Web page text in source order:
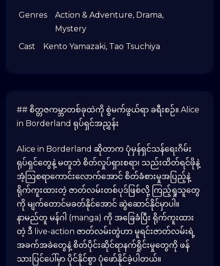
Genres
Action & Adventure, Drama,
Mystery
Cast
Kento Yamazaki, Tao Tsuchiya
## စိတ္တဇကမ္ဘာတစ်ခုထဲကို စွဲမက်ဖွယ်ရာ ခရီးစဉ်။ Alice
in Borderland ရုပ်ရှင်အညွှန်း
Alice in Borderland ဆိုတာက ပုံမှန်ရှင်သန်ရေးဂိမ်း
ရုပ်ရှင်တွေနဲ့ မတူဘဲ စိတ်လှုပ်ရှားစရာ၊ သည်းထိတ်ရင်ဖိုနဲ့
အံ့သြစရာကောင်းလောက်အောင် စိတ်ခံစားမှုအပြည့်နဲ့
ရိုက်ကူးထားတဲ့ ဇာတ်လမ်းတစ်ပုဒ်ဖြစ်လို့ ကြည့်ရှုသူတွေ
ကို မျက်တောင်မခတ်နိုင်အောင် ဆွဲဆောင်နိုင်မှာပါ။
နာမည်တူ မန်ဂါ (manga) ကို အခြေခံပြီး ရိုက်ကူးထား
တဲ့ ဒီ live-action ဇာတ်လမ်းတွဲဟာ မူရင်းဇာတ်လမ်းရဲ့
အခက်အခဲတွေနဲ့ စိတ်ပိုင်းဆိုင်ရာနက်ရှိုင်းမှုတွေကို ဖန်
သားပြင်ပေါ်မှာ ပိုင်နိုင်စွာ ပုံဖော်နိုင်ခဲ့ပါတယ်။